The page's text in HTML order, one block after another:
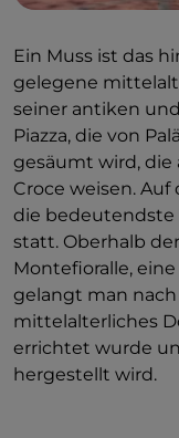
Ein Muss ist das
gelegene
seiner antiken
Piazza, die von
gesäumt wird, die
Croce weisen.
die bedeutendste
statt. Oberhalb
Montefioralle,
gelangt man nach
mittelalterliches
errichtet wurde
hergestellt wird.